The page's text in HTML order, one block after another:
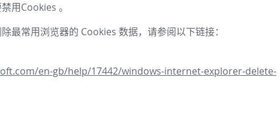
用Cookies 。
最常用浏览器的 Cookies 数据，请参阅以下链接：
en-gb/help/17442/windows-internet-explorer-delete-